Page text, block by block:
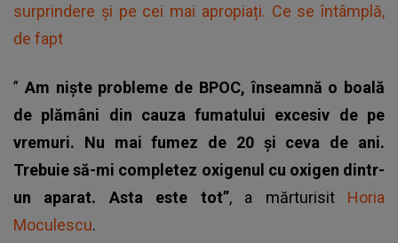
surprindere și pe cei mai apropiați. Ce se întâmplă,
de fapt
” Am niște probleme de BPOC, înseamnă o boală
de plămâni din cauza fumatului excesiv de pe
vremuri. Nu mai fumez de 20 și ceva de ani.
Trebuie să-mi completez oxigenul cu oxigen dintr-
un aparat. Asta este tot”, a mărturisit Horia
Moculescu.